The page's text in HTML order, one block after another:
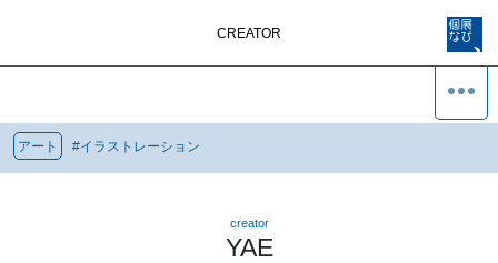
CREATOR
アート #イラストレーション
creator
YAE